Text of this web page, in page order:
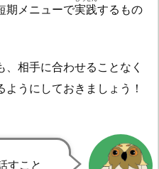
期メニューで実践するもの
相手に合わせることなく
うにしておきましょう！
すこと